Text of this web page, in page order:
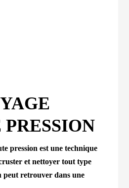
pression est une technique
et nettoyer tout type
peut retrouver dans une